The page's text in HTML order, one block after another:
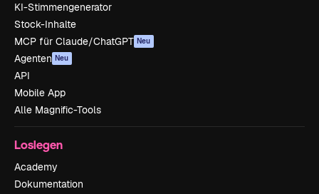
KI-Stimmengenerator
Stock-Inhalte
MCP für Claude/ChatGPT Neu
Agenten Neu
API
Mobile App
Alle Magnific-Tools
Loslegen
Academy
Dokumentation